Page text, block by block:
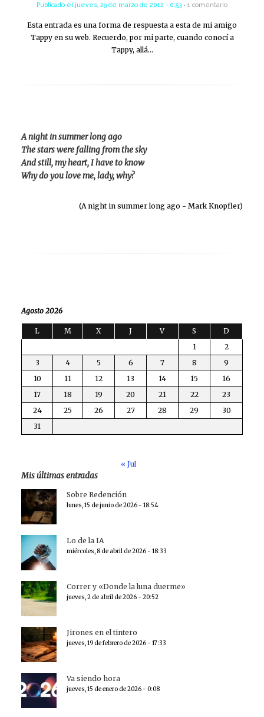
Publicado el jueves, 29 de marzo de 2012 - 0:53 1 comentario
Esta entrada es una forma de respuesta a esta de mi amigo
Tappy en su web. Recuerdo, por mi parte, cuando conocí a
Tappy, allá…
A night in summer long ago
The stars were falling from the sky
And still, my heart, I have to know
Why do you love me, lady, why?
(A night in summer long ago - Mark Knopfler)
Agosto 2026
L M X J V S
D
1
2
3
4 5 6 7 8
9
10
11 12 13 14 15
16
17
18 19 20 21 22
23
24
25 26 27 28 29
30
31
« Jul
Mis últimas entradas
Sobre Redención
lunes, 15 de junio de 2026 - 18:54
Lo de la IA
miércoles, 8 de abril de 2026 - 18:33
Correr y «Donde la luna duerme»
jueves, 2 de abril de 2026 - 20:52
Jirones en el tintero
jueves, 19 de febrero de 2026 - 17:33
Va siendo hora
jueves, 15 de enero de 2026 - 0:08